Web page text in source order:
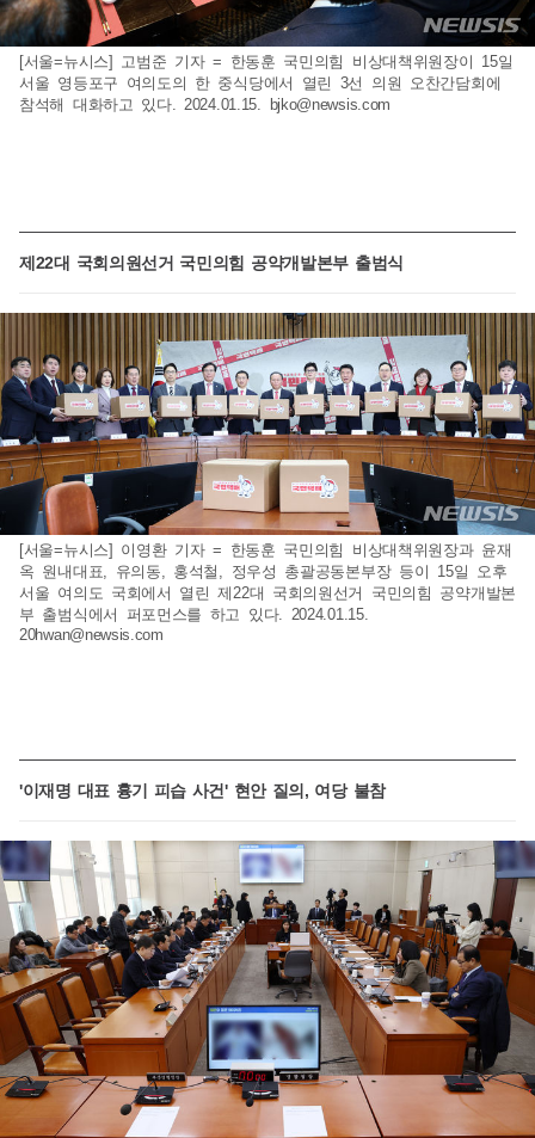
[서울=뉴시스] 고범준 기자 = 한동훈 국민의힘 비상대책위원장이 15일
서울 영등포구 여의도의 한 중식당에서 열린 3선 의원 오찬간담회에
참석해 대화하고 있다. 2024.01.15.
bjko@newsis.com
제22대 국회의원선거 국민의힘 공약개발본부 출범식
[서울=뉴시스] 이영환 기자 = 한동훈 국민의힘 비상대책위원장과 윤재
옥 원내대표, 유의동, 홍석철, 정우성 총괄공동본부장 등이 15일 오후
서울 여의도 국회에서 열린 제22대 국회의원선거 국민의힘 공약개발본
부 출범식에서 퍼포먼스를 하고 있다. 2024.01.15.
20hwan@newsis.com
'이재명 대표 흉기 피습 사건' 현안 질의, 여당 불참